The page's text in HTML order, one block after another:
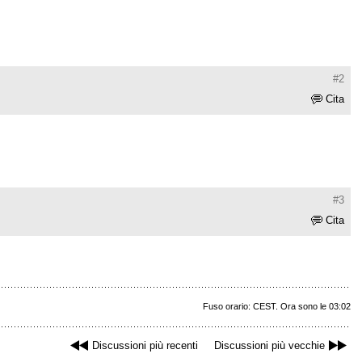
#2
Cita
#3
Cita
Fuso orario: CEST. Ora sono le 03:02
Discussioni più recenti Discussioni più vecchie